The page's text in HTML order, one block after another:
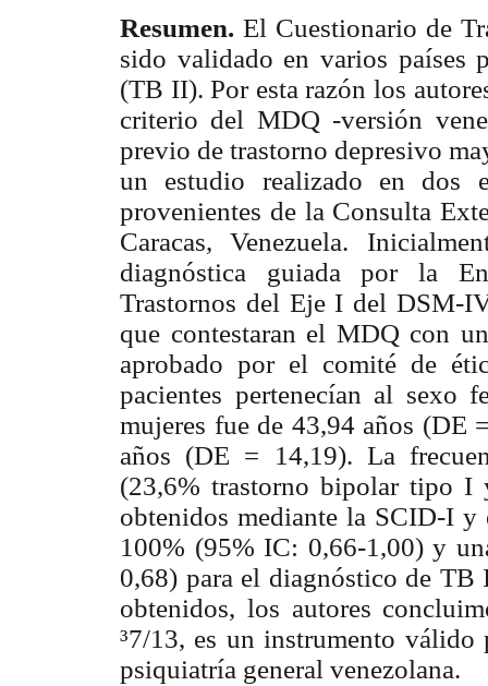
Resumen. El Cuestionario de
sido validado en varios países
(TB II). Por esta razón los
criterio del MDQ -versión
previo de trastorno depresivo
un estudio realizado en dos
provenientes de la Consulta
Caracas, Venezuela.
diagnóstica guiada por la
Trastornos del Eje I del DSM-
que contestaran el MDQ con
aprobado por el comité de
pacientes pertenecían al sexo
mujeres fue de 43,94 años (DE
años (DE = 14,19). La
(23,6% trastorno bipolar tipo
obtenidos mediante la SCID-I
100% (95% IC: 0,66-1,00) y
0,68) para el diagnóstico de TB
obtenidos, los autores
³7/13, es un instrumento
psiquiatría general venezolana.